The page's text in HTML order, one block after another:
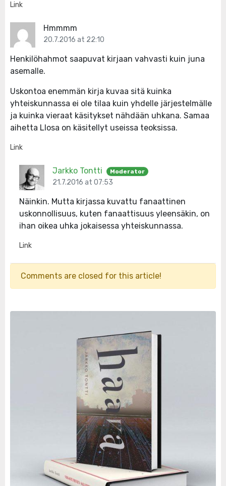
Link
Hmmmm
20.7.2016 at 22:10
Henkilöhahmot saapuvat kirjaan vahvasti kuin juna
asemalle.
Uskontoa enemmän kirja kuvaa sitä kuinka
yhteiskunnassa ei ole tilaa kuin yhdelle järjestelmälle
ja kuinka vieraat käsitykset nähdään uhkana. Samaa
aihetta Llosa on käsitellyt useissa teoksissa.
Link
Jarkko Tontti Moderator
21.7.2016 at 07:53
Näinkin. Mutta kirjassa kuvattu fanaattinen
uskonnollisuus, kuten fanaattisuus yleensäkin, on
ihan oikea uhka jokaisessa yhteiskunnassa.
Link
Comments are closed for this article!